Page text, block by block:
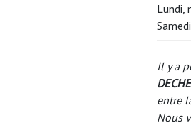
Lundi,
Il y a
entre
Nous